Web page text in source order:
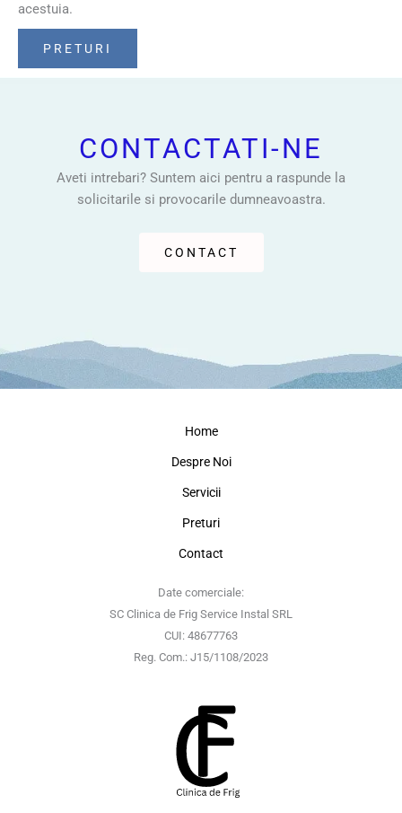
acestuia.
PRETURI
CONTACTATI-NE
Aveti intrebari? Suntem aici pentru a raspunde la
solicitarile si provocarile dumneavoastra.
CONTACT
Home
Despre Noi
Servicii
Preturi
Contact
Date comerciale:
SC Clinica de Frig Service Instal SRL
CUI: 48677763
Reg. Com.: J15/1108/2023